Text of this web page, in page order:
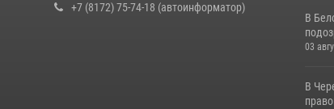
+7 (8172) 75-74-18 (автоинформатор)
В
03
В